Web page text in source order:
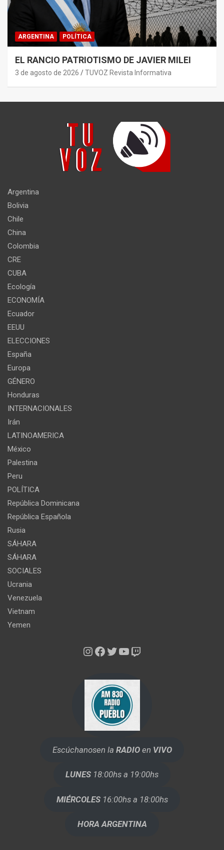
ARGENTINA POLÍTICA
EL RANCIO PATRIOTISMO DE JAVIER MILEI
3 de agosto de 2026 TUVOZ Revista Informativa
Argentina
Bolivia
Chile
China
Colombia
CRE
CUBA
Ecología
ECONOMÍA
Ecuador
EEUU
ELECCIONES
España
Europa
GÉNERO
Honduras
INTERNACIONALES
Irán
LATINOAMERICA
México
Palestina
Peru
POLÍTICA
República Dominicana
República Española
Rusia
SÁHARA
SÁHARA
SOCIALES
Ucrania
Venezuela
Vietnam
Yemen
Instagram
Facebook
Twitter
YouTube
Twitch
Escúchanosen la RADIOen VIVO
LUNES 18:00hs a 19:00hs
MIÉRCOLES16:00hs a 18:00hs
HORA ARGENTINA